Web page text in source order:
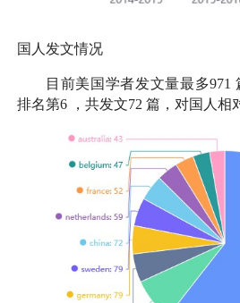
国人发文情况
目前美国学者发文量最多971
排名第6 ，共发文72 篇，对国人相